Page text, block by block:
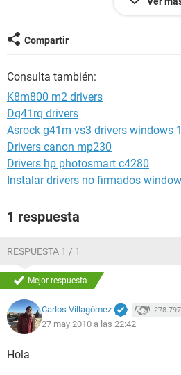
  Página de Internet
  Computadora   ABIMAEL
  Sistema operativo   Microsoft Windows 7 Ultimate
6.1.7600
  Fecha   2010-05-18
  Hora   02:37
------------------------------
   Tipo de computadora   Equipo basado en ACPI x86
   Sistema operativo   Microsoft Windows 7
   Service Pack del sistema operativo   -
Compartir
Consulta también:
K8m800 m2 drivers
Dg41rq drivers
Asrock g41m-vs3 drivers windows
Drivers canon mp230
Drivers hp photosmart c4280
Instalar drivers no firmados
1 respuesta
RESPUESTA 1 / 1
Mejor respuesta
Carlos Villagómez 278.797
27 may 2010 a las 22:42
Hola